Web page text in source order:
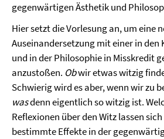
gegenwärtigen Ästhetik und
Hier setzt die Vorlesung an, um eine
Auseinandersetzung mit einer in den
und in der Philosophie in Misskredit
anzustoßen. Obwir etwas witzig
Schwierig wird es aber, wenn wir zu
wasdenn eigentlich so witzig ist.
Reflexionen über den Witz lassen
bestimmte Effekte in der